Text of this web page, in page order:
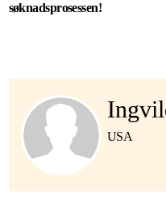
søknadsprosessen!
USA